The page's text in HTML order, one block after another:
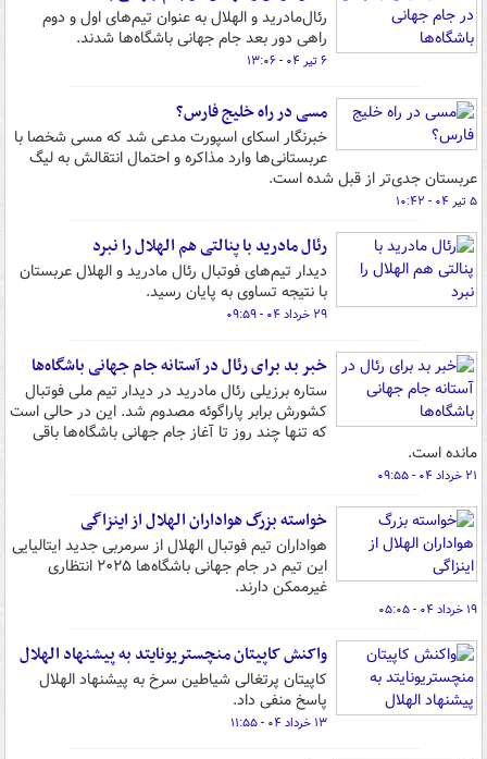
رئال‌مادرید و الهلال به عنوان تیم‌های اول و دوم
راهی دور بعد جام جهانی باشگاه‌ها شدند.
۶ تیر ۰۴ - ۱۳:۰۶
مسی در راه خلیج فارس؟
خبرنگار اسکای اسپورت مدعی شد که مسی شخصا با
عربستانی‌ها وارد مذاکره و احتمال انتقالش به لیگ
عربستان جدی‌تر از قبل شده است.
۵ تیر ۰۴ - ۱۰:۴۲
رئال مادرید با پنالتی هم الهلال را نبرد
دیدار تیم‌های فوتبال رئال مادرید و الهلال عربستان
با نتیجه تساوی به پایان رسید.
۲۹ خرداد ۰۴ - ۰۹:۵۹
خبر بد برای رئال در آستانه جام جهانی باشگاه‌ها
ستاره برزیلی رئال مادرید در دیدار تیم ملی فوتبال
کشورش برابر پاراگوئه مصدوم شد. این در حالی است
که تنها چند روز تا آغاز جام جهانی باشگاه‌ها باقی
مانده است.
۲۱ خرداد ۰۴ - ۰۹:۵۵
خواسته بزرگ هواداران الهلال از اینزاگی
هواداران تیم فوتبال الهلال از سرمربی جدید ایتالیایی
این تیم در جام جهانی باشگاه‌ها ۲۰۲۵ انتظاری
غیرممکن دارند.
۱۹ خرداد ۰۴ - ۰۵:۰۵
واکنش کاپیتان منچستریونایتد به پیشنهاد الهلال
کاپیتان پرتغالی شیاطین سرخ به پیشنهاد الهلال
پاسخ منفی داد.
۱۳ خرداد ۰۴ - ۱۱:۵۵